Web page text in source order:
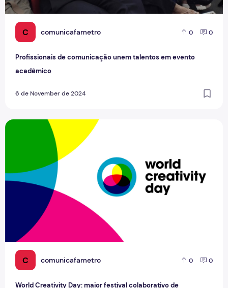
C comunicafametro 0 0
Profissionais de comunicação unem talentos em evento
acadêmico
6 de November de 2024
C comunicafametro 0 0
World Creativity Day: maior festival colaborativo de
World Creativity Day: maior festival colaborativo de